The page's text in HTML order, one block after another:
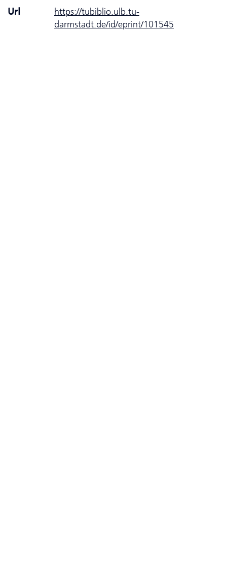
Url
https://tubiblio.ulb.tu-
darmstadt.de/id/eprint/101545